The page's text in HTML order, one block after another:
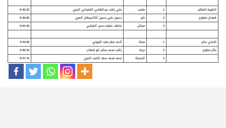
الشوط العاشر 1 متعب علي راشد عبدالهادي الغفراني المري
9:46:32
قعدان مفتوح
2 نايد حسين علي حسين أباالسيقان المري
9:46:80
3
مبلش عاطف عطيه حسن القرشي 9:50:48
الحادي عشر 1 محنة أحمد مطر ماجد الخييلي
9:44:98
بكار مفتوح
2 حربة راشد محمد سالم ابو شهاب
9:46:34
3
المدينة سعد محمد سعد النابت المري 9:47:76